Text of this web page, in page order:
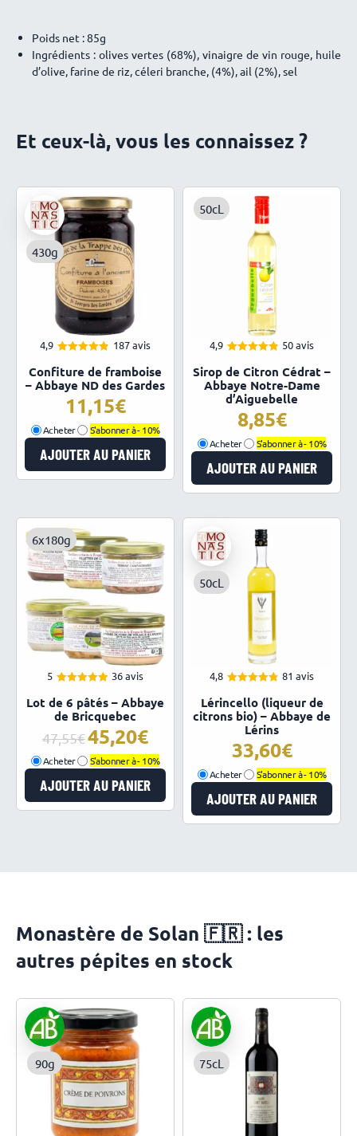
Poids net : 85g
Ingrédients : olives vertes (68%), vinaigre de vin rouge, huile
d’olive, farine de riz, céleri branche, (4%), ail (2%), sel
Et ceux-là, vous les connaissez ?
430g
4,9
sur 5
187 avis
Confiture de framboise
– Abbaye ND des Gardes
11,15
Acheter S'abonner à -10%
AJOUTER AU PANIER
50cL
4,9
sur 5
50 avis
Sirop de Citron Cédrat –
Abbaye Notre-Dame
d’Aiguebelle
8,85
Acheter S'abonner à -10%
AJOUTER AU PANIER
6x180g
5
sur 5
36 avis
Lot de 6 pâtés – Abbaye
de Bricquebec
47,55
Le
prix
initial
était :
47,55€.
45,20
prix
actuel
est :
45,20€.
Acheter S'abonner à -10%
AJOUTER AU PANIER
50cL
4,8
sur 5
81 avis
Lérincello (liqueur de
citrons bio) – Abbaye de
Lérins
33,60
Acheter S'abonner à -10%
AJOUTER AU PANIER
Monastère de Solan 🇫🇷 : les
autres pépites en stock
90g 75cL